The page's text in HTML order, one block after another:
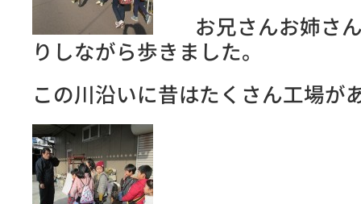
お兄さんお姉さん
りしながら歩きました。
この川沿いに昔はたくさん工場